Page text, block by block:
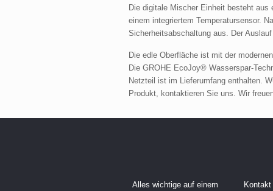
Die digitale Mischer Einheit besteht
einem integriertem Temperatursensor.
Sicherheitsabschaltung aus. Der
Die edle Oberfläche ist mit der
Die GROHE EcoJoy® Wasserspar-
Netzteil ist im Lieferumfang enthalten.
Produkt, kontaktieren Sie uns. Wir
Alles wichtige auf einem
Kontakt